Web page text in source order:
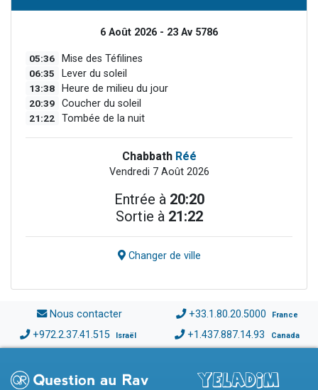
6 Août 2026 - 23 Av 5786
05:36 Mise des Téfilines
06:35 Lever du soleil
13:38 Heure de milieu du jour
20:39 Coucher du soleil
21:22 Tombée de la nuit
Chabbath Réé
Vendredi 7 Août 2026
Entrée à 20:20
Sortie à 21:22
Changer de ville
Nous contacter +33.1.80.20.5000 France
+972.2.37.41.515 Israël +1.437.887.14.93 Canada